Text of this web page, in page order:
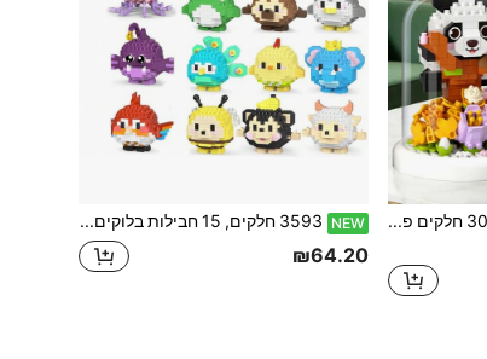
קישוט שולחן יצירתי, 306 חלקים פנדה, 321 חלקים ינשוף, סט צעצועי בלוקים לבנייה של פרחים, צעצוע הרכבה ידני DIY, פאזל דגם בעלי חיים, בלוקים לבנייה למבוגרים, בלוקי פלסטיק ABS, עם כיסוי אבק שקוף, מתאים לעיצוב הבית, מתנה ליום הולדת
NEW 3593 חלקים, 15 חבילות בלוקים לבניית דגמי חיות, סט ביצים חמוד, בלוקים לבנייה מחלקיקים מיקרו, קופסת מתנה, מתנות יום הולדת, קישוט חיות, עיטורים
₪64.20